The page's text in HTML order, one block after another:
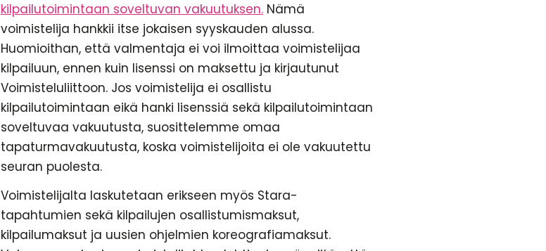
kilpailutoimintaan soveltuvan vakuutuksen.Nämä
voimistelija hankkii itse jokaisen syyskauden alussa.
Huomioithan, että valmentaja ei voi ilmoittaa voimistelijaa
kilpailuun, ennen kuin lisenssi on maksettu ja kirjautunut
Voimisteluliittoon. Jos voimistelija ei osallistu
kilpailutoimintaan eikä hanki lisenssiä sekä kilpailutoimintaan
soveltuvaa vakuutusta, suosittelemme omaa
tapaturmavakuutusta, koska voimistelijoita ei ole vakuutettu
seuran puolesta.
Voimistelijalta laskutetaan erikseen myös Stara-
tapahtumien sekä kilpailujen osallistumismaksut,
kilpailumaksut ja uusien ohjelmien koreografiamaksut.